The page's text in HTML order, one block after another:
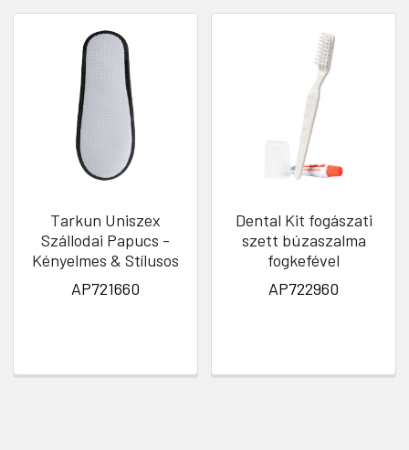
Tarkun Uniszex
Szállodai Papucs -
Kényelmes & Stílusos
AP721660
Dental Kit fogászati
szett búzaszalma
fogkefével
AP722960